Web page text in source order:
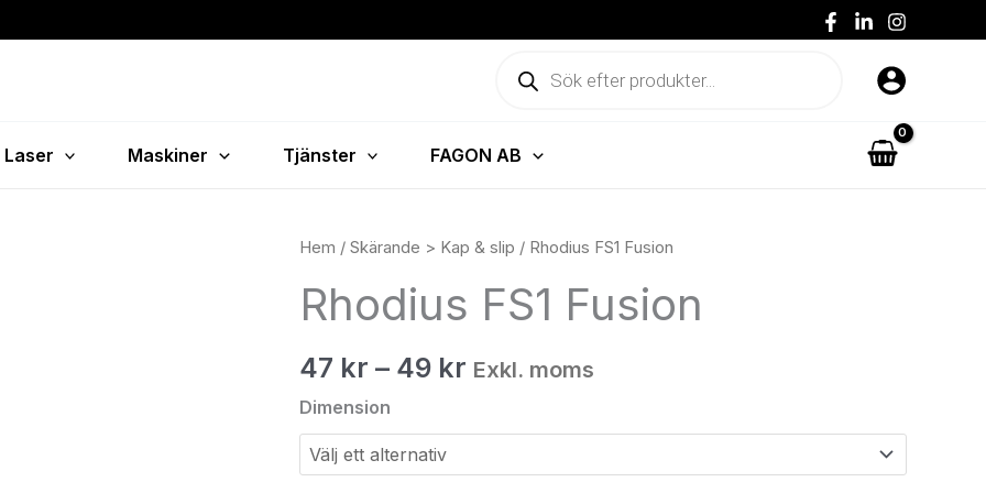
Laser Maskiner Tjänster FAGON AB
Hem / Skärande > Kap & slip / Rhodius FS1 Fusion
Rhodius FS1 Fusion
47 kr – 49 kr
Prisintervall:
till
Exkl. moms
Dimension
Rhodius
Fusion